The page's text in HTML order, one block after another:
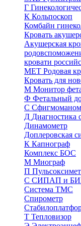
Г
К Кольпоскоп
Комбайн
Кровать
Акушерская
кровати
МЕТ Родовая
Кровать для
М Монитор
Ф Фетальный
C
Д Диагностика
Динамометр
Доплеровская
К Капнограф
Комплекс БОС
М Миограф
П
С СИПАП и
Система ТМС
Спирометр
Т Тепловизор